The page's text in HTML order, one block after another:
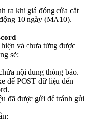
ra khi giá đóng cửa cắt
10 ngày (MA10).
và chưa từng được
sẽ:
nội dung thông báo.
để POST dữ liệu đến
đã được gửi để tránh gửi